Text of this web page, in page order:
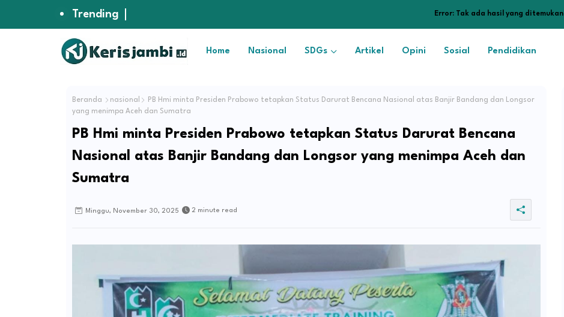
Trending Error: Tak ada hasil yang ditemukan
Home Nasional SDGs Artikel Opini Sosial Pendidikan
Beranda nasional
PB Hmi minta Presiden Prabowo tetapkan Status Darurat Bencana Nasional atas Banjir Bandang dan Longsor
yang menimpa Aceh dan Sumatra
PB Hmi minta Presiden Prabowo tetapkan Status Darurat Bencana
Nasional atas Banjir Bandang dan Longsor yang menimpa Aceh dan
Sumatra
Minggu, November 30, 2025 2 minute read